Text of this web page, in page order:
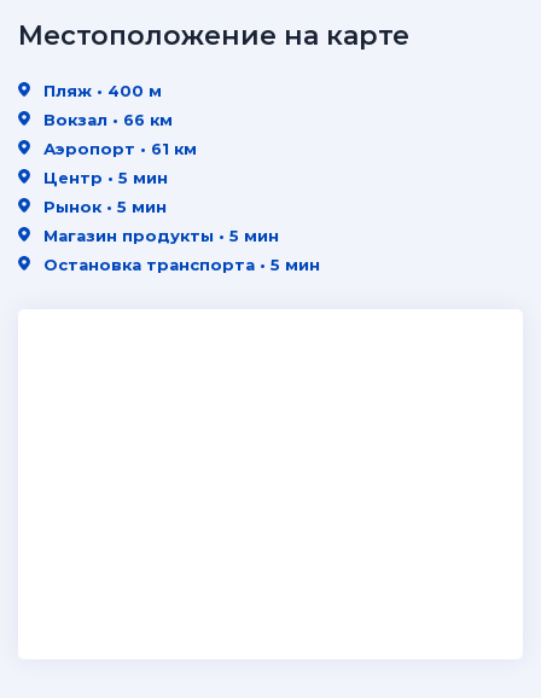
Местоположение на карте
Пляж • 400 м
Вокзал • 66 км
Аэропорт • 61 км
Центр • 5 мин
Рынок • 5 мин
Магазин продукты • 5 мин
Остановка транспорта • 5 мин